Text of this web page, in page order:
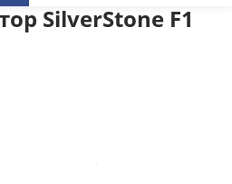
SilverStone F1